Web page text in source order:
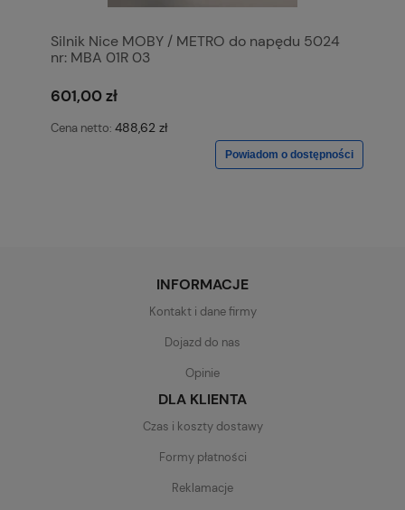
Silnik Nice MOBY / METRO do napędu 5024
nr: MBA 01R 03
601,00 zł
Cena netto: 488,62 zł
Powiadom o dostępności
INFORMACJE
Kontakt i dane firmy
Dojazd do nas
Opinie
DLA KLIENTA
Czas i koszty dostawy
Formy płatności
Reklamacje